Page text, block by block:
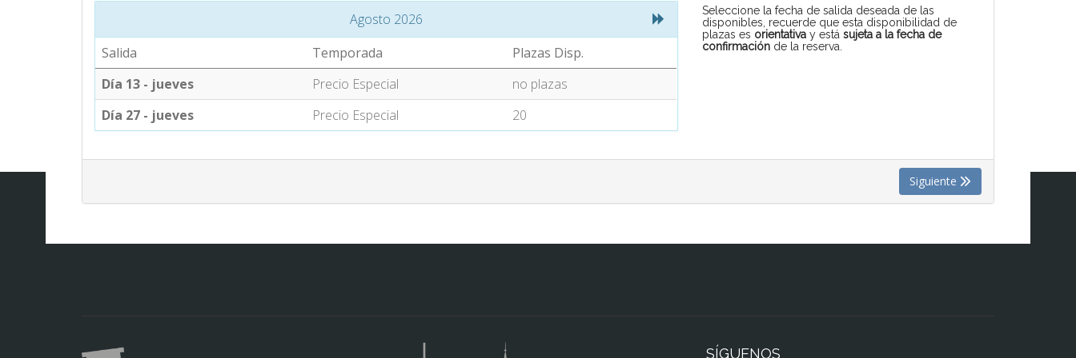
Agosto 2026
Salida
Temporada
Plazas Disp.
Día 13 - jueves
Precio Especial
no plazas
Día 27 - jueves
Precio Especial 20
Seleccione la fecha de salida deseada de las
disponibles, recuerde que esta disponibilidad de
plazas es orientativay está sujeta a la fecha de
confirmaciónde la reserva.
Siguiente
SÍGUENOS